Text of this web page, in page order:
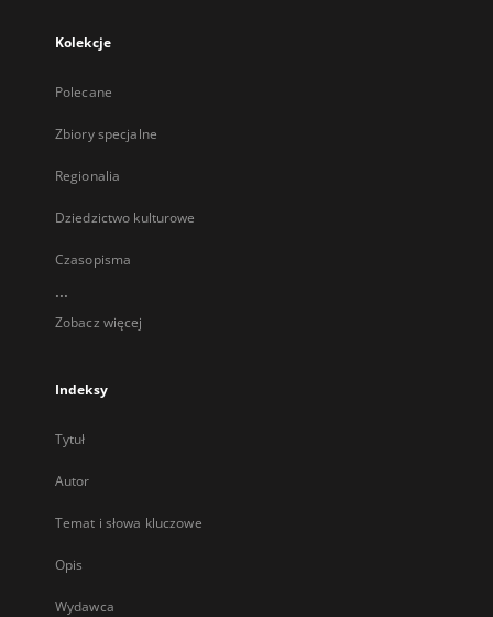
Kolekcje
Polecane
Zbiory specjalne
Regionalia
Dziedzictwo kulturowe
Czasopisma
...
Zobacz więcej
Indeksy
Tytuł
Autor
Temat i słowa kluczowe
Opis
Wydawca